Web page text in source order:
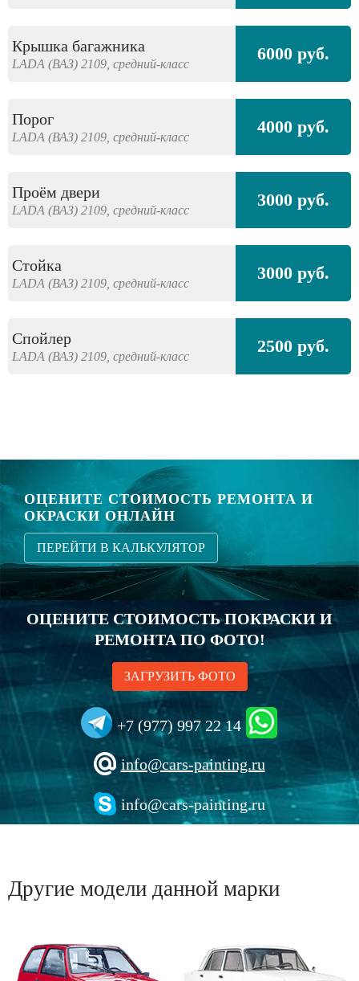
Крышка багажника
LADA (ВАЗ) 2109, средний-класс 6000 руб.
Порог
LADA (ВАЗ) 2109, средний-класс 4000 руб.
Проём двери
LADA (ВАЗ) 2109, средний-класс 3000 руб.
Стойка
LADA (ВАЗ) 2109, средний-класс 3000 руб.
Спойлер
LADA (ВАЗ) 2109, средний-класс 2500 руб.
ОЦЕНИТЕ СТОИМОСТЬ РЕМОНТА И
ОКРАСКИ ОНЛАЙН
ПЕРЕЙТИ В КАЛЬКУЛЯТОР
ОЦЕНИТЕ СТОИМОСТЬ ПОКРАСКИ И
РЕМОНТА ПО ФОТО!
ЗАГРУЗИТЬ ФОТО
+7 (977) 997 22 14
info@cars-painting.ru
info@cars-painting.ru
Другие модели данной марки